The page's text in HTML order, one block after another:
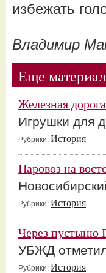
избежать
Владимир
Еще
Железная
Игрушки для
Рубрики: История
Паровоз на
Рубрики: История
Через пустыню
УБЖД
Рубрики: История